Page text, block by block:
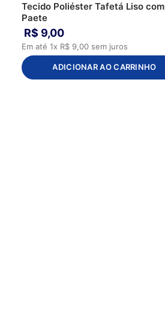
Tecido Poliéster Tafetá Liso com
Paete
R$ 9,00
Em até 1x R$ 9,00sem juros
ADICIONAR AO CARRINHO